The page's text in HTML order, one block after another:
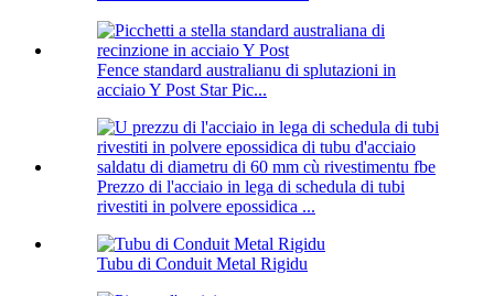
Fence standard australianu di splutazioni in
acciaio Y Post Star Pic...
Prezzo di l'acciaio in lega di schedula di tubi
rivestiti in polvere epossidica ...
Tubu di Conduit Metal Rigidu